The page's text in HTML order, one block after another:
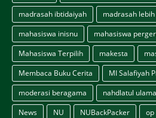
madrasah ibtidaiyah
madrasah
mahasiswa inisnu
mahasiswa
Mahasiswa Terpilih
makesta
Membaca Buku Cerita
MI Salafiyah
moderasi beragama
nahdlatul ulama
News
NU NUBackPacker op